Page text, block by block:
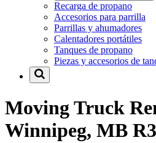
Recarga de propano
Accesorios para parrilla
Parrillas y ahumadores
Calentadores portátiles
Tanques de propano
Piezas y accesorios de
Moving Truck
Winnipeg, MB